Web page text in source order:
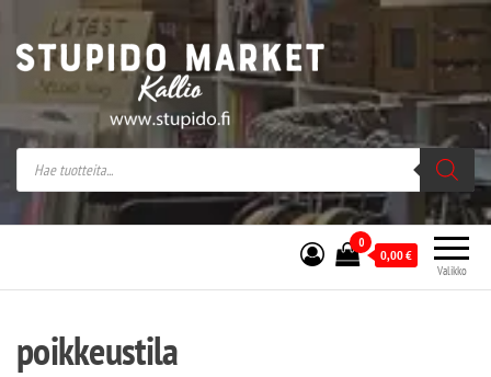
Stupido Market – verkossa ja kivijalassa
Stupido Market on vaihtoehtomusaan
erikoistunut verkko- sekä
kivijalkakauppa Helsingissä Kallion
sydämessä.
Valikko
0
0,00€
poikkeustila